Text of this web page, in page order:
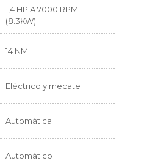
1,4 HP A 7000 RPM
(8.3KW)
14 NM
Eléctrico y mecate
Automática
Automático